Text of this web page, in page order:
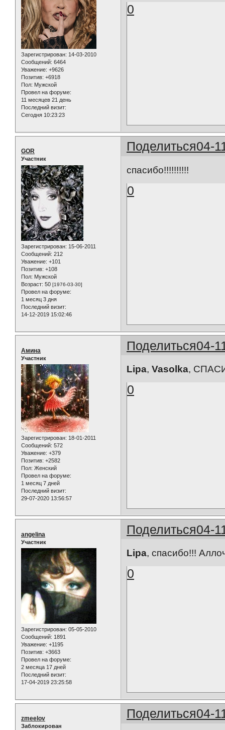
Зарегистрирован: 14-03-2010
Сообщений: 6464
Уважение: +9626
Позитив: +6918
Пол: Мужской
Провел на форуме:
11 месяцев 21 день
Последний визит:
Сегодня 10:23:23
0
Поделиться04-
GOR
Участник
Зарегистрирован: 15-06-2011
Сообщений: 212
Уважение: +101
Позитив: +108
Пол: Мужской
Возраст: 50 [1976-03-30]
Провел на форуме:
1 месяц 3 дня
Последний визит:
14-12-2019 15:02:46
спасибо!!!!!!!!!!
0
Поделиться04-
Амина
Участник
Зарегистрирован: 18-01-2011
Сообщений: 572
Уважение: +379
Позитив: +2582
Пол: Женский
Провел на форуме:
1 месяц 7 дней
Последний визит:
29-07-2020 13:56:57
Lipa,Vasolka,
0
Поделиться04-
angelina
Участник
Зарегистрирован: 05-05-2010
Сообщений: 1891
Уважение: +1195
Позитив: +3663
Провел на форуме:
2 месяца 17 дней
Последний визит:
17-04-2019 23:25:58
Lipa, спасибо!!!
0
Поделиться04-
zmeelov
Заблокирован